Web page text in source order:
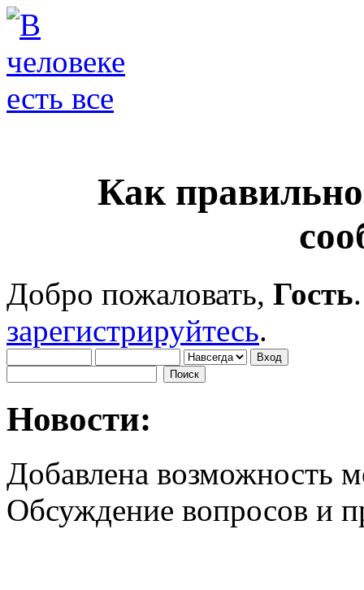
Как
Добро пожаловать, Гость
зарегистрируйтесь.
Новости:
Добавлена возможность
Обсуждение вопросов и